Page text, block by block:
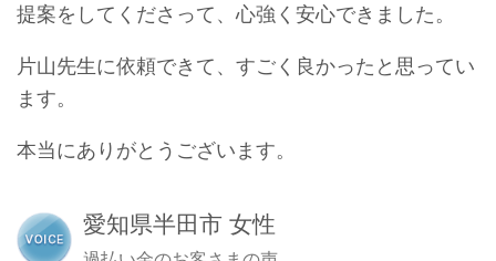
提案をしてくださって、心強く安心できました。
片山先生に依頼できて、すごく良かったと思ってい
ます。
本当にありがとうございます。
愛知県半田市 女性